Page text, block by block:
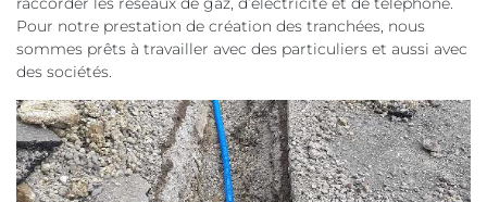
Pour notre prestation de création des tranchées, nous
sommes prêts à travailler avec des particuliers et aussi avec
des sociétés.